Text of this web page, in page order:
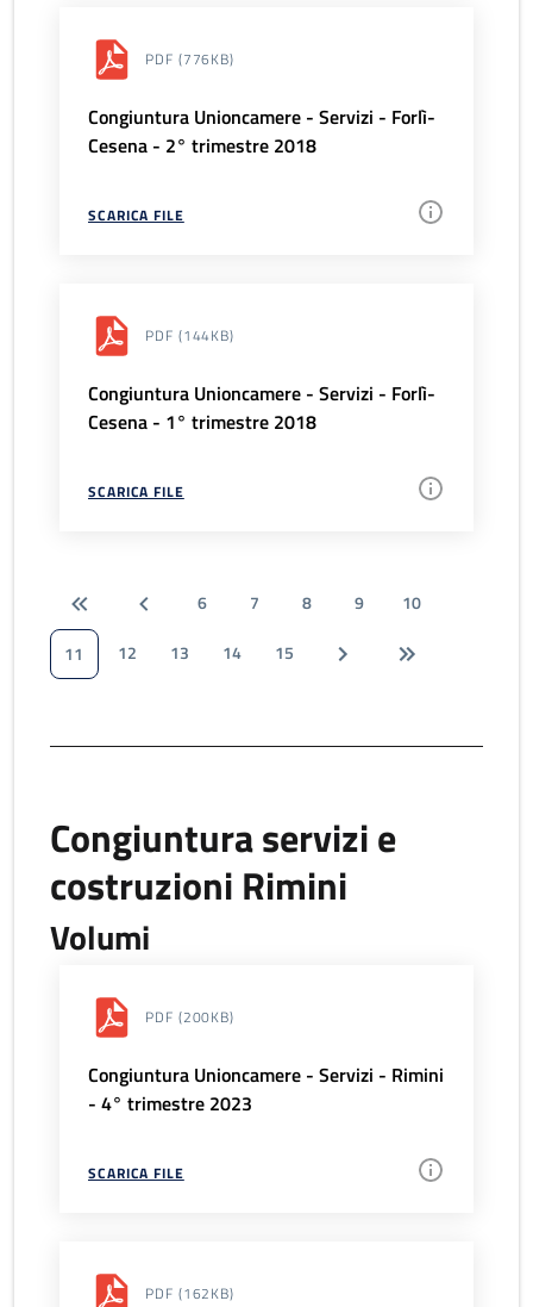
PDF (776KB)
Congiuntura Unioncamere - Servizi - Forlì-
Cesena - 2° trimestre 2018
SCARICA FILE
PDF (144KB)
Congiuntura Unioncamere - Servizi - Forlì-
Cesena - 1° trimestre 2018
SCARICA FILE
6 7 8 9
10
11
12 13 14 15
Congiuntura servizi e
costruzioni Rimini
Volumi
PDF (200KB)
Congiuntura Unioncamere - Servizi - Rimini
- 4° trimestre 2023
SCARICA FILE
PDF (162KB)